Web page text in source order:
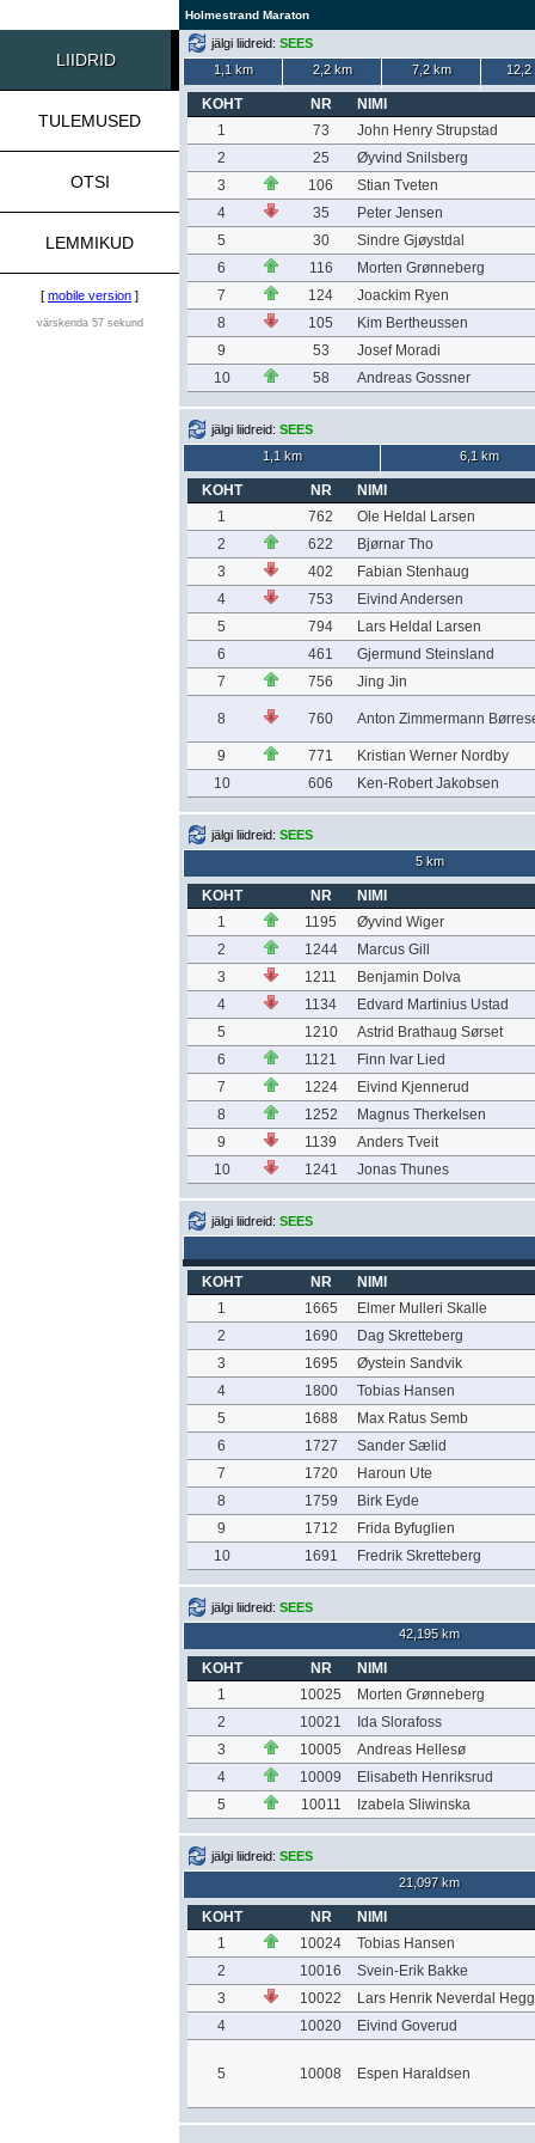
Holmestrand Maraton
LIIDRID
TULEMUSED
OTSI
LEMMIKUD
[ mobile version ]
värskenda 57 sekund
jälgi liidreid: SEES
1,1 km
2,2 km 7,2 km 12,2
KOHT NR
NIMI
1
73
John Henry Strupstad
2
25
Øyvind Snilsberg
3
106
Stian Tveten
4
35
Peter Jensen
5
30
Sindre Gjøystdal
6
116
Morten Grønneberg
7
124
Joackim Ryen
8
105
Kim Bertheussen
9
53
Josef Moradi
10
58 Andreas Gossner
jälgi liidreid: SEES
1,1 km
6,1 km
KOHT NR
NIMI
1
762
Ole Heldal Larsen
2
622
Bjørnar Tho
3
402
Fabian Stenhaug
4
753
Eivind Andersen
5
794
Lars Heldal Larsen
6
461
Gjermund Steinsland
7
756 Jing Jin
8 760 Anton Zimmermann
9 771
Kristian Werner Nordby
10
606 Ken-Robert Jakobsen
jälgi liidreid: SEES
5 km
KOHT NR
NIMI
1
1195
Øyvind Wiger
2
1244
Marcus Gill
3
1211
Benjamin Dolva
4
1134
Edvard Martinius Ustad
5
1210
Astrid Brathaug Sørset
6
1121
Finn Ivar Lied
7
1224
Eivind Kjennerud
8
1252
Magnus Therkelsen
9
1139
Anders Tveit
10
1241 Jonas Thunes
jälgi liidreid: SEES
KOHT NR
NIMI
1
1665
Elmer Mulleri Skalle
2
1690
Dag Skretteberg
3
1695
Øystein Sandvik
4
1800
Tobias Hansen
5
1688
Max Ratus Semb
6
1727
Sander Sælid
7
1720
Haroun Ute
8
1759
Birk Eyde
9
1712
Frida Byfuglien
10
1691 Fredrik Skretteberg
jälgi liidreid: SEES
42,195 km
KOHT NR
NIMI
1
10025
Morten Grønneberg
2
10021
Ida Slorafoss
3
10005
Andreas Hellesø
4
10009
Elisabeth Henriksrud
5
10011 Izabela Sliwinska
jälgi liidreid: SEES
21,097 km
KOHT NR
NIMI
1
10024
Tobias Hansen
2
10016
Svein-Erik Bakke
3
10022
Lars Henrik Neverdal Hegg
4
10020 Eivind Goverud
5 10008 Espen Haraldsen